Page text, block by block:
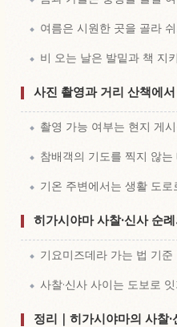
여름은 시원한 곳을 골라 쉬
비 오는 날은 발밑과 책 지
사진 촬영과 거리 산책에
촬영 가능 여부는 현지 게
참배객의 기도를 찍지 않는
기온 주변에서는 생활 도로
히가시야마 사찰·신사 순
기요미즈데라 가는 법 기준
사찰·신사 사이는 도보로 잇
정리｜히가시야마의 사찰